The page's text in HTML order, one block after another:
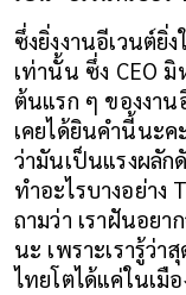
ซึ่งยิ่งงานอีเวนต์
เท่านั้น ซึ่ง CEO
ต้นแรก ๆ ของงาน
เคยได้ยินคำนี้นะค
ว่ามันเป็นแรงผลั
ทำอะไรบางอย่าง
ถามว่า เราฝันอยา
นะ เพราะเรารู้ว่
ไทยโตได้แค่ในเมื